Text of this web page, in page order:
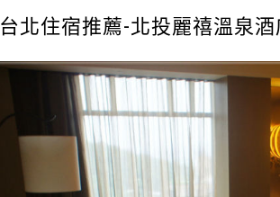
台北住宿推薦-北投麗禧溫泉